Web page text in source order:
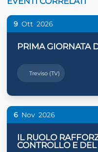
9 Ott 2026
PRIMA GIORNATA
Treviso (TV)
6 Nov 2026
IL RUOLO
CONTROLLO E